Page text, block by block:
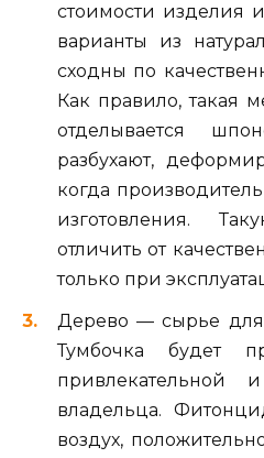
стоимости
варианты из
сходны по
Как правило, такая
отделывается
разбухают,
когда
изготовления.
отличить от
только при
Дерево — сырье для
Тумбочка будет
привлекательной
владельца.
воздух,